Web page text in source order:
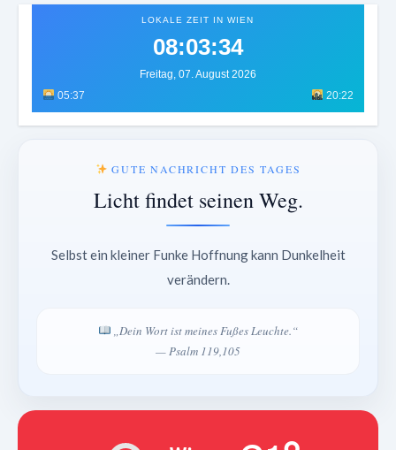
LOKALE ZEIT IN WIEN
08:03:37
Freitag, 07. August 2026
05:37
20:22
GUTE NACHRICHT DES TAGES
Licht findet seinen Weg.
Selbst ein kleiner Funke Hoffnung kann Dunkelheit
verändern.
„Dein Wort ist meines Fußes Leuchte.“
— Psalm 119,105